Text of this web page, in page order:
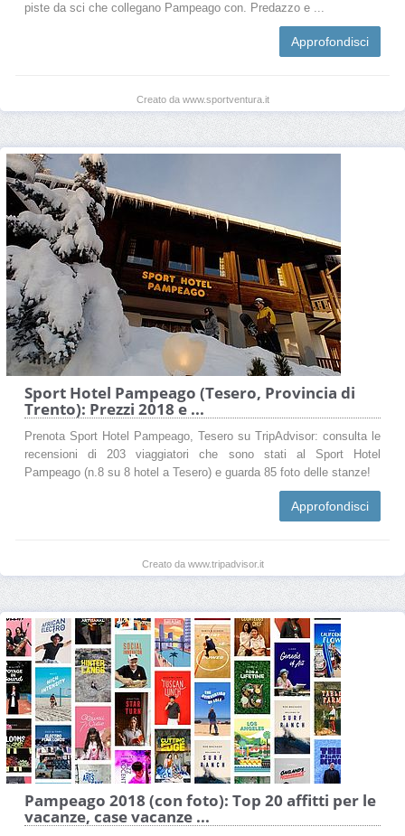
piste da sci che collegano Pampeago con. Predazzo e ...
Approfondisci
Creato da www.sportventura.it
Sport Hotel Pampeago (Tesero, Provincia di
Trento): Prezzi 2018 e ...
Prenota Sport Hotel Pampeago, Tesero su TripAdvisor: consulta le
recensioni di 203 viaggiatori che sono stati al Sport Hotel
Pampeago (n.8 su 8 hotel a Tesero) e guarda 85 foto delle stanze!
Approfondisci
Creato da www.tripadvisor.it
Pampeago 2018 (con foto): Top 20 affitti per le
vacanze, case vacanze ...